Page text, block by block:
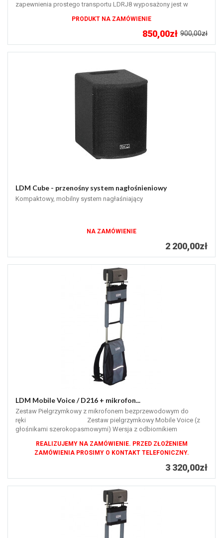
zapewnienia prostego transportu LDRJ8 wyposażony jest w
PRODUKT NA ZAMÓWIENIE
900,00zł
850,00zł
LDM Cube - przenośny system nagłośnieniowy
Kompaktowy, mobilny system nagłaśniający
NA ZAMÓWIENIE
2 200,00zł
LDM Mobile Voice / D216 + mikrofon...
Zestaw Pielgrzymkowy z mikrofonem bezprzewodowym do
ręki Zestaw pielgrzymkowy Mobile Voice (z
głośnikami szerokopasmowymi) Wersja z odbiornikiem
REALIZUJEMY NA ZAMÓWIENIE. PRZED ZŁOŻENIEM
ZAMÓWIENIA PROSIMY O KONTAKT TELEFONICZNY.
3 320,00zł